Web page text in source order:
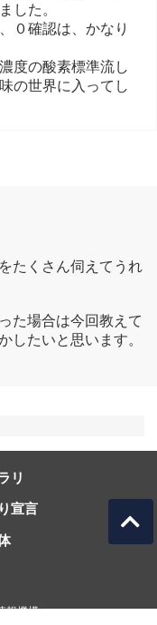
した。
０確認は、かなり
度の酸素標準流し
の世界に入ってし
たくさん伺えてうれ
た場合は今回教えて
したいと思います。
リ
宣言
報機構